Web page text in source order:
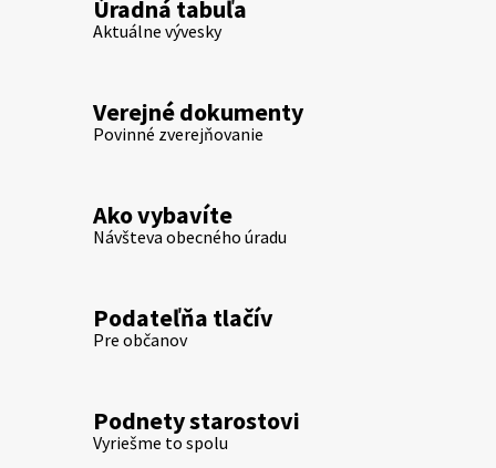
Úradná tabuľa
Aktuálne vývesky
Verejné dokumenty
Povinné zverejňovanie
Ako vybavíte
Návšteva obecného úradu
Podateľňa tlačív
Pre občanov
Podnety starostovi
Vyriešme to spolu